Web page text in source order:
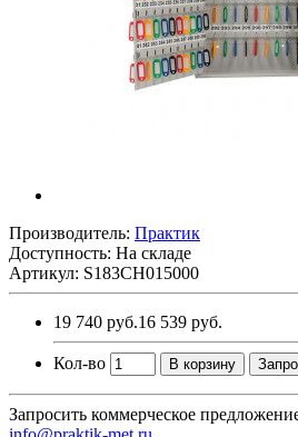
Производитель: Практик
Доступность: На складе
Артикул: S183CH015000
19 740 руб.16 539 руб.
Кол-во В корзину
Запросить коммерческое